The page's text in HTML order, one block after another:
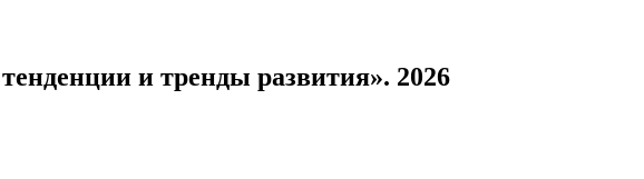
и тренды развития». 2026